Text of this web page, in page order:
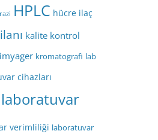
HPLC hücre ilaç
kalite kontrol
kromatografi lab
cihazları
laboratuvar
verimliliği laboratuvar